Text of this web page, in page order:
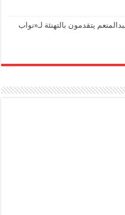
يتقدمون بالتهنئة لـ«نواب